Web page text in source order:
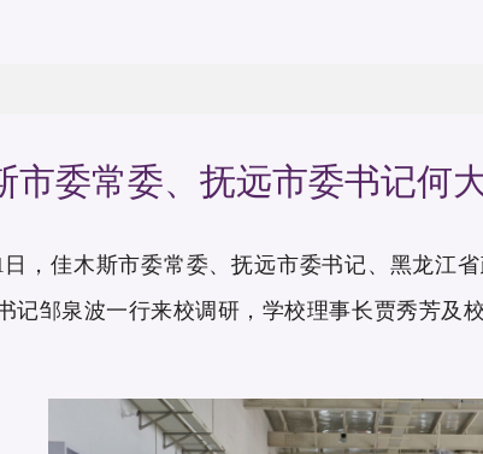
市委常委、抚远市委书记何
日，佳木斯市委常委、抚远市委书记、黑龙江
记邹泉波一行来校调研，学校理事长贾秀芳及